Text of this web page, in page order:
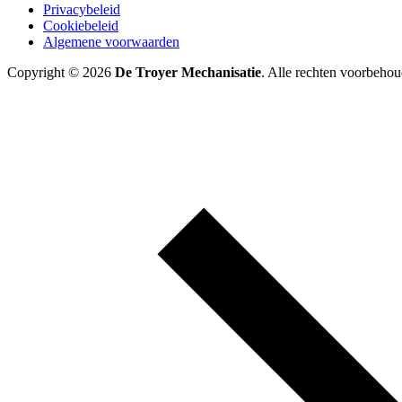
Privacybeleid
Cookiebeleid
Algemene voorwaarden
Copyright © 2026 De Troyer Mechanisatie. Alle rechten